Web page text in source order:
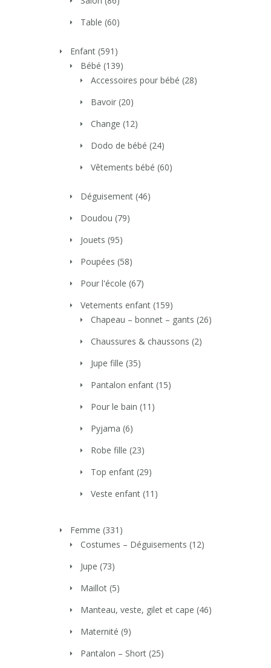
Table (60)
Enfant (591)
Bébé (139)
Accessoires pour bébé (28)
Bavoir (20)
Change (12)
Dodo de bébé (24)
Vêtements bébé (60)
Déguisement (46)
Doudou (79)
Jouets (95)
Poupées (58)
Pour l'école (67)
Vetements enfant (159)
Chapeau – bonnet – gants (26)
Chaussures & chaussons (2)
Jupe fille (35)
Pantalon enfant (15)
Pour le bain (11)
Pyjama (6)
Robe fille (23)
Top enfant (29)
Veste enfant (11)
Femme (331)
Costumes – Déguisements (12)
Jupe (73)
Maillot (5)
Manteau, veste, gilet et cape (46)
Maternité (9)
Pantalon – Short (25)